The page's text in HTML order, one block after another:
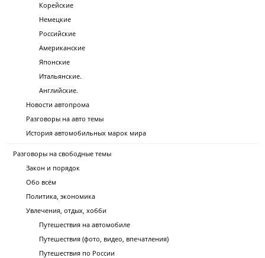
Корейские
Немецкие
Российские
Американские
Японские
Итальянские.
Английские.
Новости автопрома
Разговоры на авто темы
История автомобильных марок мира
Разговоры на свободные темы
Закон и порядок
Обо всём
Политика, экономика
Увлечения, отдых, хобби
Путешествия на автомобиле
Путешествия (фото, видео, впечатления)
Путешествия по России